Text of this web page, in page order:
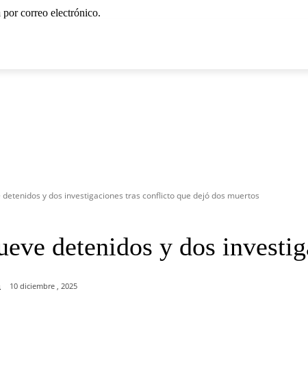
por correo electrónico.
detenidos y dos investigaciones tras conflicto que dejó dos muertos
detenidos y dos
10 diciembre , 2025